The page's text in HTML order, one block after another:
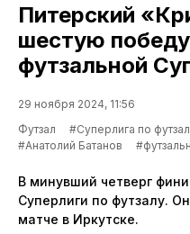
Питерский
шестую
футзальной
29 ноября 2024, 11:56
Футзал
#Суперлига по
#Анатолий Батанов
В минувший четверг
Суперлиги по футзалу.
матче в Иркутске.